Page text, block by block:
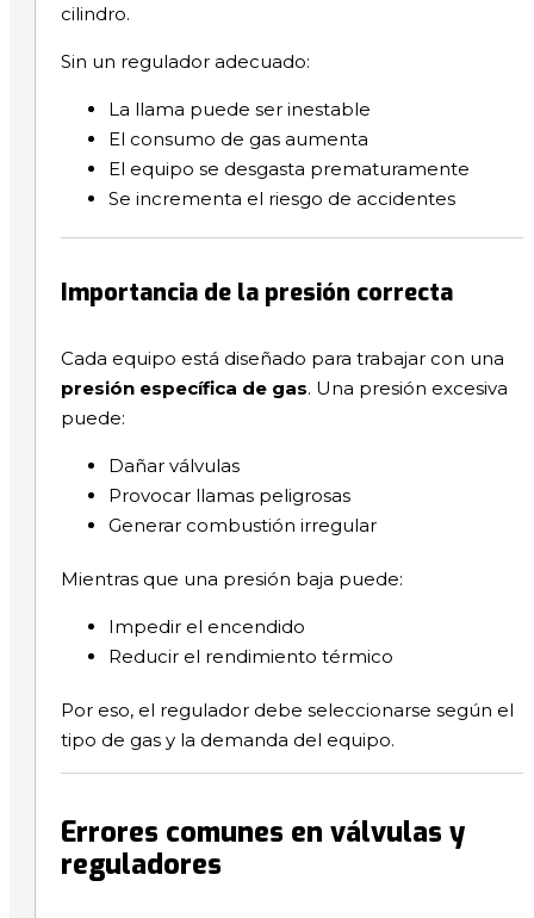
cilindro.
Sin un regulador adecuado:
La llama puede ser inestable
El consumo de gas aumenta
El equipo se desgasta prematuramente
Se incrementa el riesgo de accidentes
Importancia de la presión correcta
Cada equipo está diseñado para trabajar con una
presión específica de gas. Una presión excesiva
puede:
Dañar válvulas
Provocar llamas peligrosas
Generar combustión irregular
Mientras que una presión baja puede:
Impedir el encendido
Reducir el rendimiento térmico
Por eso, el regulador debe seleccionarse según el
tipo de gas y la demanda del equipo.
Errores comunes en válvulas y
reguladores